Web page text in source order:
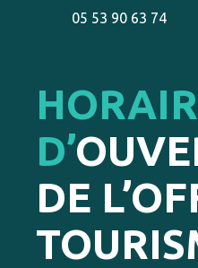
05 53 90 63 74
D’
DE